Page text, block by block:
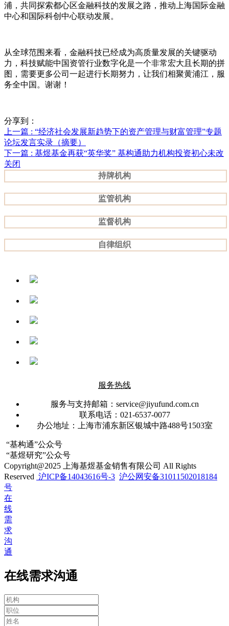
浦，共同探索都心区金融科技的发展之路，推动上海国际金融
中心和国际科创中心联动发展。
从全球范围来看，金融科技已经成为高质量发展的关键驱动
力，科技赋能中国资管行业数字化是一个非常宏大且长期的拼
图，需要更多公司一起进行长期努力，让我们相聚黄浦江，服
务全中国。谢谢！
分享到：
上一篇 : “经济社会发展新趋势下的资产管理与财富管理”专题
论坛发言实录（摘要）
下一篇 : 基煜基金再获“英华奖” 基构通助力机构投资初心未改
关闭
持牌机构
监管机构
监督机构
自律组织
服务热线
服务与支持邮箱：service@jiyufund.com.cn
联系电话：021-6537-0077
办公地址：上海市浦东新区银城中路488号1503室
“基构通”公众号
“基煜研究”公众号
Copyright@2025 上海基煜基金销售有限公司 All Rights
Reserved 沪ICP备14043616号-3 沪公网安备31011502018184
号
在
线
需
求
沟
通
在线需求沟通